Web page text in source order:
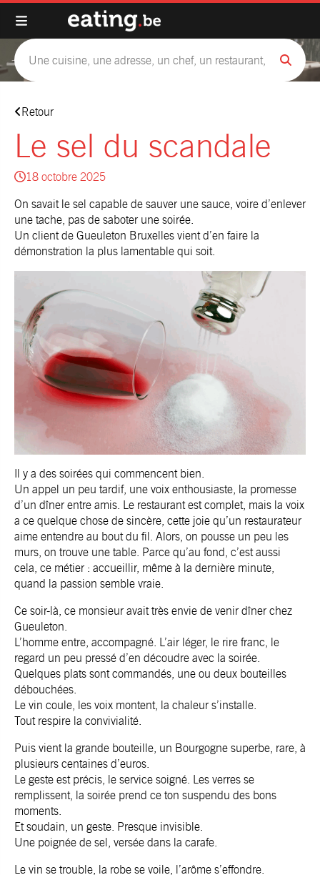
Retour
Le sel du scandale
18 octobre 2025
On savait le sel capable de sauver une sauce, voire d’enlever
une tache, pas de saboter une soirée.
Un client de Gueuleton Bruxelles vient d’en faire la
démonstration la plus lamentable qui soit.
Il y a des soirées qui commencent bien.
Un appel un peu tardif, une voix enthousiaste, la promesse
d’un dîner entre amis. Le restaurant est complet, mais la voix
a ce quelque chose de sincère, cette joie qu’un restaurateur
aime entendre au bout du fil. Alors, on pousse un peu les
murs, on trouve une table. Parce qu’au fond, c’est aussi
cela, ce métier : accueillir, même à la dernière minute,
quand la passion semble vraie.
Ce soir-là, ce monsieur avait très envie de venir dîner chez
Gueuleton.
L’homme entre, accompagné. L’air léger, le rire franc, le
regard un peu pressé d’en découdre avec la soirée.
Quelques plats sont commandés, une ou deux bouteilles
débouchées.
Le vin coule, les voix montent, la chaleur s’installe.
Tout respire la convivialité.
Puis vient la grande bouteille, un Bourgogne superbe, rare, à
plusieurs centaines d’euros.
Le geste est précis, le service soigné. Les verres se
remplissent, la soirée prend ce ton suspendu des bons
moments.
Et soudain, un geste. Presque invisible.
Une poignée de sel, versée dans la carafe.
Le vin se trouble, la robe se voile, l’arôme s’effondre.